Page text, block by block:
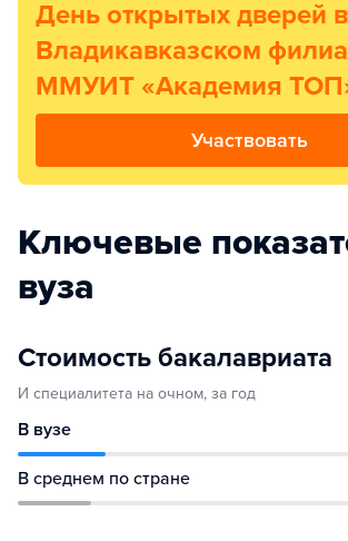
День открытых дверей в
Владикавказском
ММУИТ «Академия
Участвовать
Ключевые
вуза
Стоимость бакалавриата
И специалитета на очном, за год
В вузе
В среднем по стране